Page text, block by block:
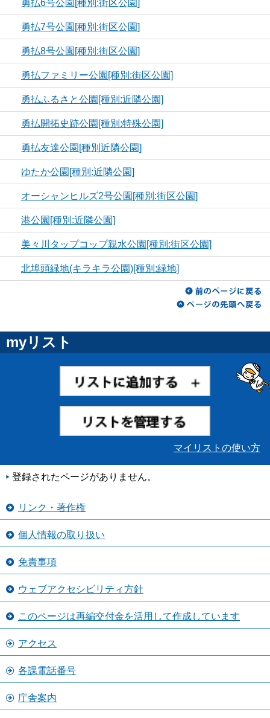
勇払6号公園[種別:街区公園]
勇払7号公園[種別:街区公園]
勇払8号公園[種別:街区公園]
勇払ファミリー公園[種別:街区公園]
勇払ふるさと公園[種別:近隣公園]
勇払開拓史跡公園[種別:特殊公園]
勇払友達公園[種別近隣公園]
ゆたか公園[種別:近隣公園]
オーシャンヒルズ2号公園[種別:街区公園]
港公園[種別:近隣公園]
美々川タップコップ親水公園[種別:街区公園]
北埠頭緑地(キラキラ公園)[種別:緑地]
myリスト
マイリストの使い方
登録されたページがありません。
リンク・著作権
個人情報の取り扱い
免責事項
ウェブアクセシビリティ方針
このページは再編交付金を活用して作成しています
アクセス
各課電話番号
庁舎案内